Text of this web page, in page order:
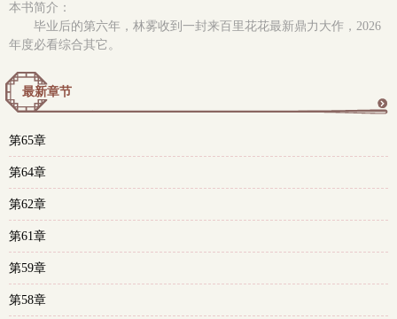
本书简介：
毕业后的第六年，林雾收到一封来百里花花最新鼎力大作，2026
年度必看综合其它。
最新章节
第65章
第64章
第62章
第61章
第59章
第58章